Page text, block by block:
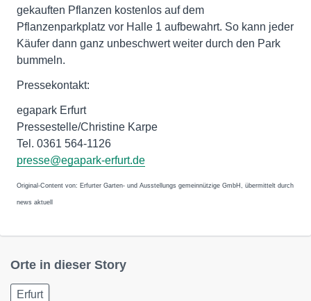
gekauften Pflanzen kostenlos auf dem
Pflanzenparkplatz vor Halle 1 aufbewahrt. So kann jeder
Käufer dann ganz unbeschwert weiter durch den Park
bummeln.
Pressekontakt:
egapark Erfurt
Pressestelle/Christine Karpe
Tel. 0361 564-1126
presse@egapark-erfurt.de
Original-Content von: Erfurter Garten- und Ausstellungs gemeinnützige GmbH, übermittelt durch
news aktuell
Orte in dieser Story
Erfurt